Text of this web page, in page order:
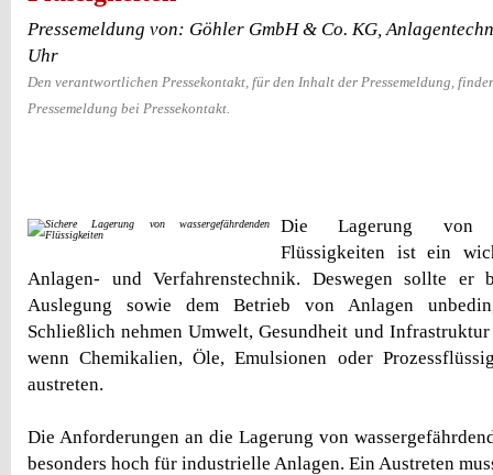
Pressemeldung von: Göhler GmbH & Co. KG,
Uhr
Den verantwortlichen Pressekontakt, für den Inhalt der Pressemeldung,
Pressemeldung bei Pressekontakt.
Die Lagerung von
Flüssigkeiten ist ein
Anlagen- und Verfahrenstechnik. Deswegen sollte er
Auslegung sowie dem Betrieb von Anlagen
Schließlich nehmen Umwelt, Gesundheit und Infrastruktur
wenn Chemikalien, Öle, Emulsionen oder
austreten.
Die Anforderungen an die Lagerung von
besonders hoch für industrielle Anlagen. Ein Austreten